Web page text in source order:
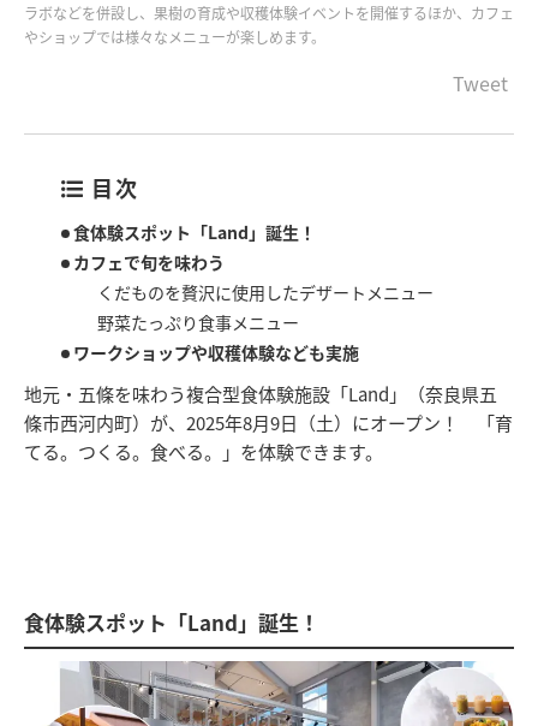
ラボなどを併設し、果樹の育成や収穫体験イベントを開催するほか、カフェ
やショップでは様々なメニューが楽しめます。
Tweet
目次
食体験スポット「Land」誕生！
カフェで旬を味わう
くだものを贅沢に使用したデザートメニュー
野菜たっぷり食事メニュー
ワークショップや収穫体験なども実施
地元・五條を味わう複合型食体験施設「Land」（奈良県五
條市西河内町）が、2025年8月9日（土）にオープン！ 「育
てる。つくる。食べる。」を体験できます。
食体験スポット「Land」誕生！